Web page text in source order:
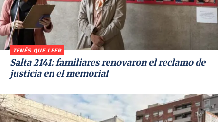
TENÉS QUE LEER
Salta 2141: familiares renovaron el reclamo de
justicia en el memorial